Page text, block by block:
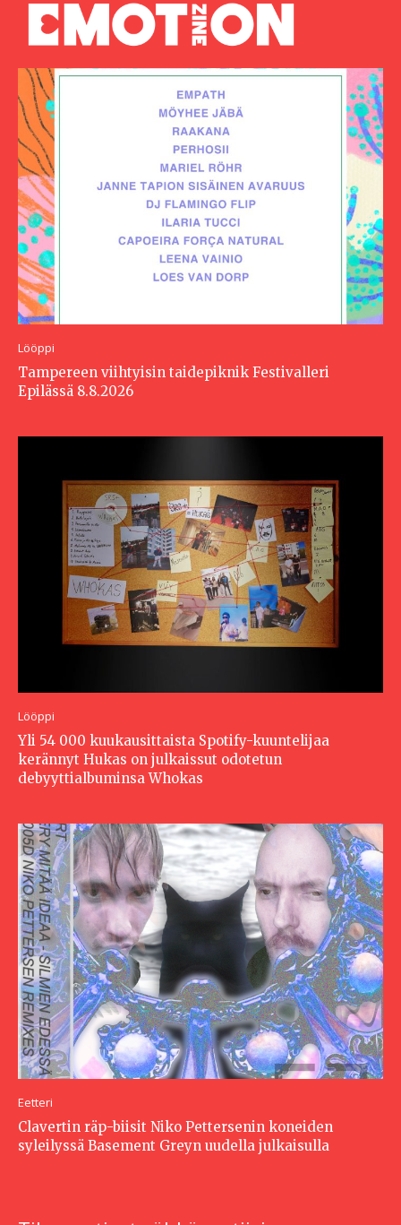
Lööppi
Tampereen viihtyisin taidepiknik Festivalleri
Epilässä 8.8.2026
Lööppi
Yli 54 000 kuukausittaista Spotify-kuuntelijaa
kerännyt Hukas on julkaissut odotetun
debyyttialbuminsa Whokas
Eetteri
Clavertin räp-biisit Niko Pettersenin koneiden
syleilyssä Basement Greyn uudella julkaisulla